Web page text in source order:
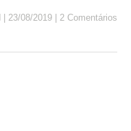
23/08/2019 2 Comentários